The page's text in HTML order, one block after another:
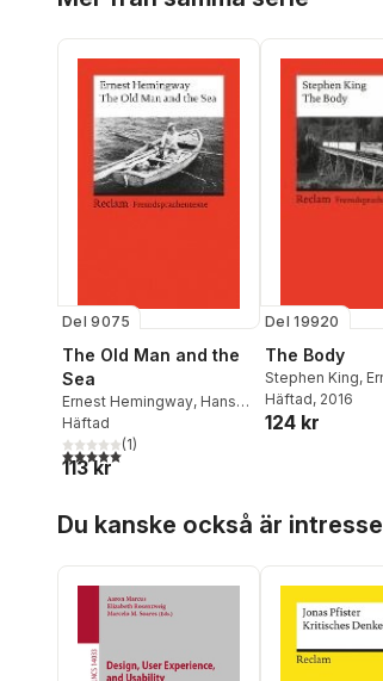
Del 9075
The Old Man and the
Sea
Ernest Hemingway, Hans-
Christian Oeser
Häftad
5,0utav 5 stjärnor. Totalt antal röster:
(1)
113 kr
Del 19920
The Body
Stephen King,
Kemmner
Häftad, 2016
124 kr
Du kanske också är